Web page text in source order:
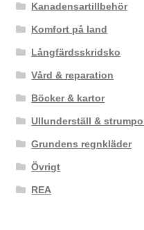
Kanadensartillbehör
Komfort på land
Långfärdsskridsko
Vård & reparation
Böcker & kartor
Ullunderställ &
Grundens regnkläder
Övrigt
REA